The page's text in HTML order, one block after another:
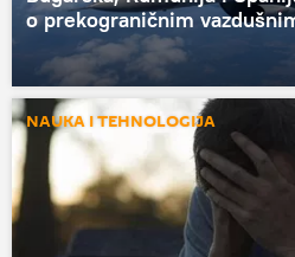
o prekograničnim
NAUKA I TEHNOLOGIJA